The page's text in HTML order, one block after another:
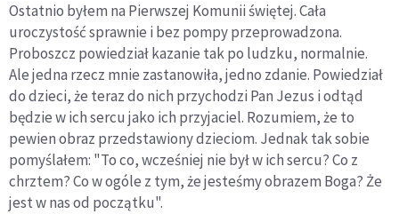
Ostatnio byłem na Pierwszej Komunii świętej. Cała
uroczystość sprawnie i bez pompy przeprowadzona.
Proboszcz powiedział kazanie tak po ludzku, normalnie.
Ale jedna rzecz mnie zastanowiła, jedno zdanie. Powiedział
do dzieci, że teraz do nich przychodzi Pan Jezus i odtąd
będzie w ich sercu jako ich przyjaciel. Rozumiem, że to
pewien obraz przedstawiony dzieciom. Jednak tak sobie
pomyślałem: "To co, wcześniej nie był w ich sercu? Co z
chrztem? Co w ogóle z tym, że jesteśmy obrazem Boga? Że
jest w nas od początku".